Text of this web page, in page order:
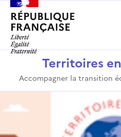
Territoires
Accompagner la transition